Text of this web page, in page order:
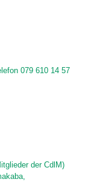
079 610 14 57
der CdlM)